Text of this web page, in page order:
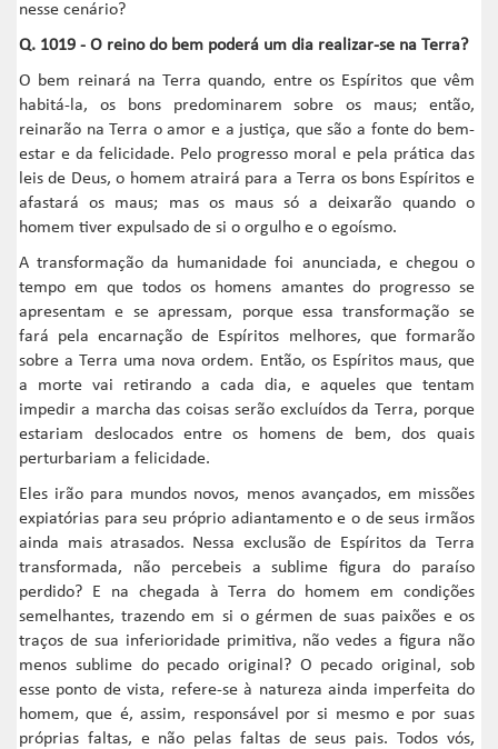
nesse cenário?
Q. 1019 - O reino do bem poderá um dia realizar-se na Terra?
O bem reinará na Terra quando, entre os Espíritos que vêm
habitá-la, os bons predominarem sobre os maus; então,
reinarão na Terra o amor e a justiça, que são a fonte do bem-
estar e da felicidade. Pelo progresso moral e pela prática das
leis de Deus, o homem atrairá para a Terra os bons Espíritos e
afastará os maus; mas os maus só a deixarão quando o
homem tiver expulsado de si o orgulho e o egoísmo.
A transformação da humanidade foi anunciada, e chegou o
tempo em que todos os homens amantes do progresso se
apresentam e se apressam, porque essa transformação se
fará pela encarnação de Espíritos melhores, que formarão
sobre a Terra uma nova ordem. Então, os Espíritos maus, que
a morte vai retirando a cada dia, e aqueles que tentam
impedir a marcha das coisas serão excluídos da Terra, porque
estariam deslocados entre os homens de bem, dos quais
perturbariam a felicidade.
Eles irão para mundos novos, menos avançados, em missões
expiatórias para seu próprio adiantamento e o de seus irmãos
ainda mais atrasados. Nessa exclusão de Espíritos da Terra
transformada, não percebeis a sublime figura do paraíso
perdido? E na chegada à Terra do homem em condições
semelhantes, trazendo em si o gérmen de suas paixões e os
traços de sua inferioridade primitiva, não vedes a figura não
menos sublime do pecado original? O pecado original, sob
esse ponto de vista, refere-se à natureza ainda imperfeita do
homem, que é, assim, responsável por si mesmo e por suas
próprias faltas, e não pelas faltas de seus pais. Todos vós,